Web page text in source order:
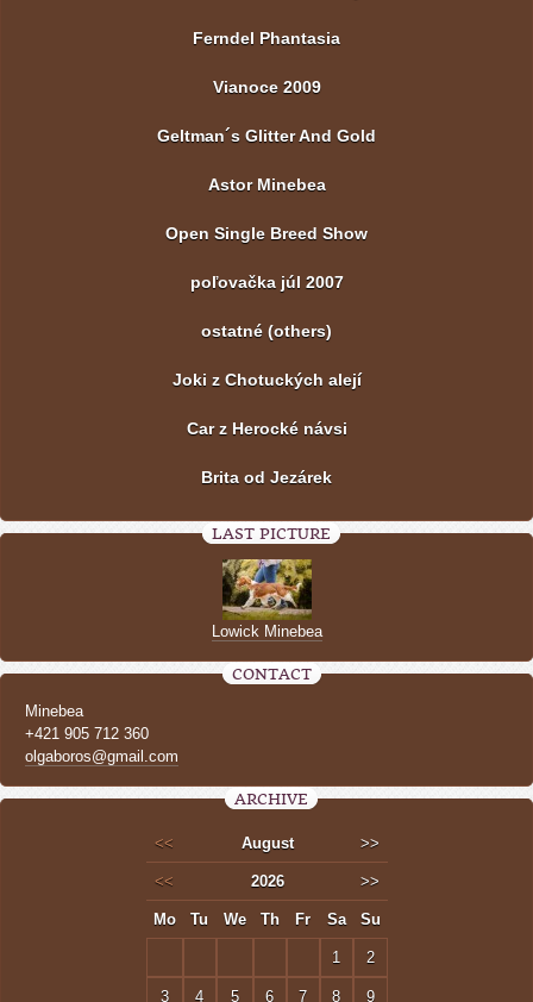
Ferndel Phantasia
Vianoce 2009
Geltman´s Glitter And Gold
Astor Minebea
Open Single Breed Show
poľovačka júl 2007
ostatné (others)
Joki z Chotuckých alejí
Car z Herocké návsi
Brita od Jezárek
LAST PICTURE
Lowick Minebea
CONTACT
Minebea
+421 905 712 360
olgaboros@gmail.com
ARCHIVE
<< August >>
<< 2026 >>
Mo Tu We Th Fr Sa Su
1 2
3 4 5 6 7 8 9